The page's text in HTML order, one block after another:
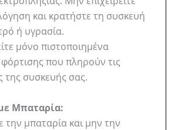
και κρατήστε τη συσκευή
ή υγρασία.
μόνο πιστοποιημένα
που πληρούν τις
της συσκευής σας.
Μπαταρία:
μπαταρία και μην την